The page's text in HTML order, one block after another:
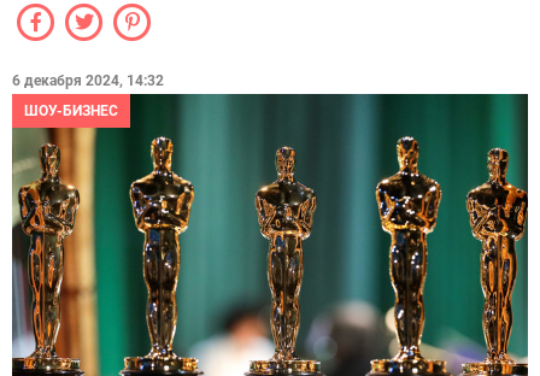
6 декабря 2024, 14:32
ШОУ-БИЗНЕС